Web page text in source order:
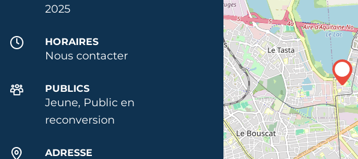
2025
HORAIRES
Nous contacter
PUBLICS
Jeune, Public en
reconversion
ADRESSE